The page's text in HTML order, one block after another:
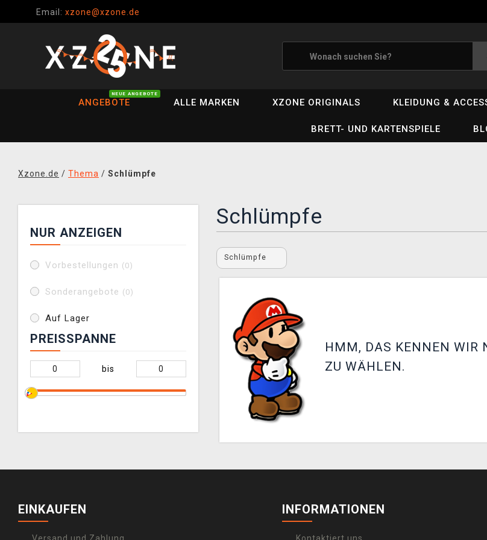
Email: xzone@xzone.de
ANGEBOTE
NEUE ANGEBOTE
ALLE MARKEN XZONE ORIGINALS KLEIDUNG &
BRETT- UND KARTENSPIELE
Xzone.de / Thema / Schlümpfe
NUR ANZEIGEN
Vorbestellungen (0)
Sonderangebote (0)
Auf Lager
PREISSPANNE
bis
Schlümpfe
Schlümpfe
HMM, DAS KENNEN WIR
ZU WÄHLEN.
EINKAUFEN INFORMATIONEN